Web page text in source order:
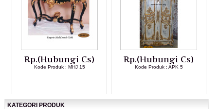
Rp.(Hubungi Cs)
Kode Produk : MHJ 15
Rp.(Hubungi Cs)
Kode Produk : APK 5
KATEGORI PRODUK